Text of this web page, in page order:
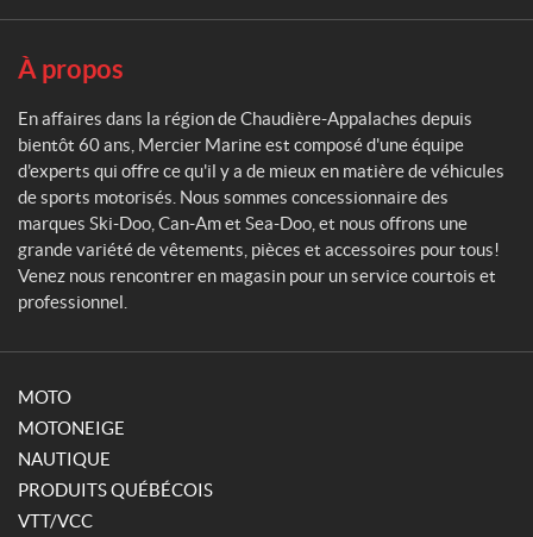
n
e
À propos
En affaires dans la région de Chaudière-Appalaches depuis
bientôt 60 ans, Mercier Marine est composé d'une équipe
d'experts qui offre ce qu'il y a de mieux en matière de véhicules
de sports motorisés. Nous sommes concessionnaire des
marques Ski-Doo, Can-Am et Sea-Doo, et nous offrons une
grande variété de vêtements, pièces et accessoires pour tous!
Venez nous rencontrer en magasin pour un service courtois et
professionnel.
MOTO
MOTONEIGE
NAUTIQUE
PRODUITS QUÉBÉCOIS
VTT/VCC